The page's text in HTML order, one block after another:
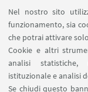
Nel nostro sito
funzionamento, sia
che potrai attivare
Cookie e altri
analisi statistiche,
istituzionale e analisi
Se chiudi questo
IN
ATLas –
Media
Conference